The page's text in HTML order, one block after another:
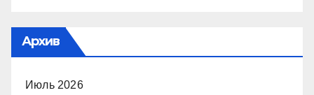
Архив
Июль 2026